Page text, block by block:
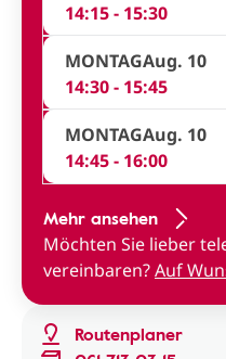
Routenplaner
14:15 - 15:30
MONTAGAug. 10
14:30 - 15:45
MONTAGAug. 10
14:45 - 16:00
Mehr ansehen
Möchten Sie lieber
vereinbaren?Auf